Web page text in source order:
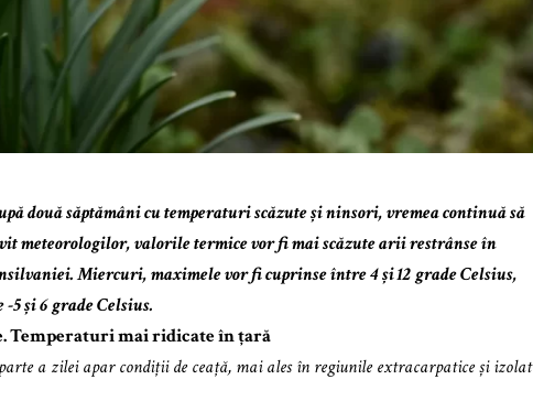
două săptămâni cu temperaturi scăzute și ninsori, vremea continuă să
meteorologilor, valorile termice vor fi mai scăzute arii restrânse în
Miercuri, maximele vor fi cuprinse între 4 și 12 grade Celsius,
și 6 grade Celsius.
Temperaturi mai ridicate în țară
a zilei apar condiții de ceață, mai ales în regiunile extracarpatice și izolat